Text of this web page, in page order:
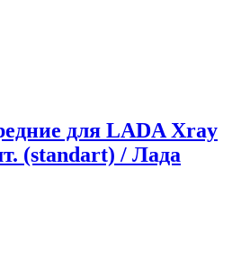
для LADA Xray
(standart) / Лада